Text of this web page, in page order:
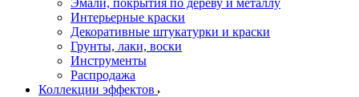
Эмали, покрытия по дереву и металлу
Интерьерные краски
Декоративные штукатурки и краски
Грунты, лаки, воски
Инструменты
Распродажа
Коллекции эффектов